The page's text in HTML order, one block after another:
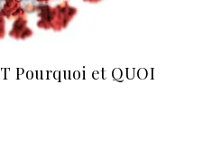
Pourquoi et QUOI